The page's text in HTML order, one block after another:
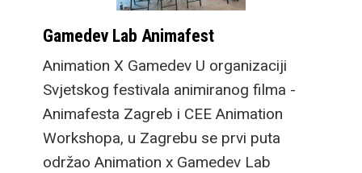
Gamedev Lab Animafest
Animation X Gamedev U organizaciji
Svjetskog festivala animiranog filma -
Animafesta Zagreb i CEE Animation
Workshopa, u Zagrebu se prvi puta
održao Animation x Gamedev Lab